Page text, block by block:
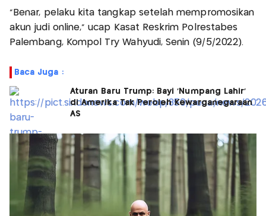
"Benar, pelaku kita tangkap setelah mempromosikan
akun judi online," ucap Kasat Reskrim Polrestabes
Palembang, Kompol Try Wahyudi, Senin (9/5/2022).
Baca Juga :
Aturan Baru Trump: Bayi 'Numpang Lahir'
di Amerika Tak Peroleh Kewarganegaraan
AS